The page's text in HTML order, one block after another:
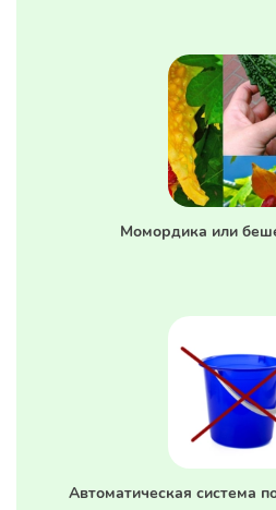
Момордика или
Автоматическая система